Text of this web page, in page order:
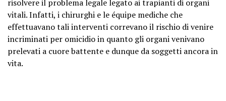
risolvere il problema legale legato ai trapianti di organi
vitali. Infatti, i chirurghi e le équipe mediche che
effettuavano tali interventi correvano il rischio di venire
incriminati per omicidio in quanto gli organi venivano
prelevati a cuore battente e dunque da soggetti ancora in
vita.